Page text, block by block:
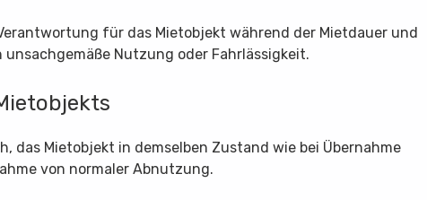
für das Mietobjekt während der Mietdauer und
Nutzung oder Fahrlässigkeit.
das Mietobjekt in demselben Zustand wie bei Übernahme
von normaler Abnutzung.